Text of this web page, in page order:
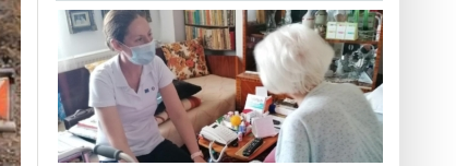
Satului”
tradiția și credința”